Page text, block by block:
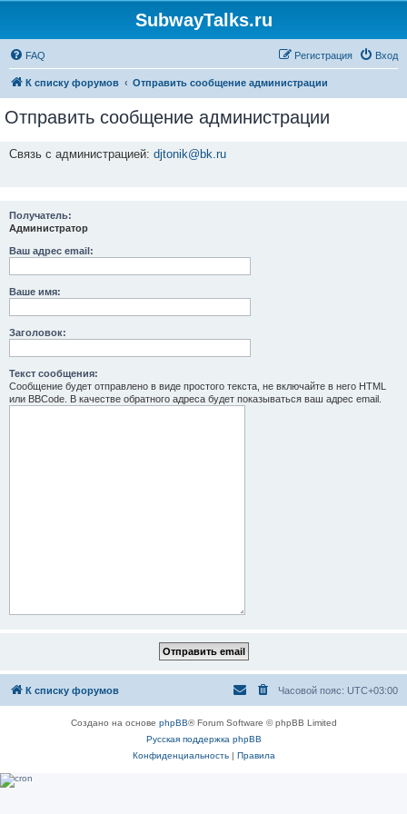
SubwayTalks.ru
FAQ Вход
Регистрация
К списку форумов Отправить сообщение администрации
Отправить сообщение администрации
Связь с администрацией: djtonik@bk.ru
Получатель:
Администратор
Ваш адрес email:
Ваше имя:
Заголовок:
Текст сообщения:
Сообщение будет отправлено в виде простого текста, не включайте в него HTML
или BBCode. В качестве обратного адреса будет показываться ваш адрес email.
К списку форумов Часовой пояс: UTC+03:00
Создано на основе phpBB® Forum Software © phpBB Limited
Русская поддержка phpBB
Конфиденциальность| Правила